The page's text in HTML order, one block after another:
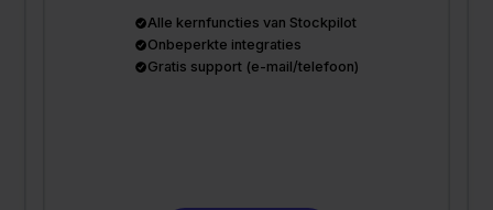
Alle kernfuncties van Stockpilot
Onbeperkte integraties
Gratis support (e-mail/telefoon)